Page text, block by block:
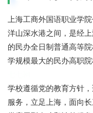
上海工商外国语职业学
洋山深水港之间，是经
的民办全日制普通高等
学规模最大的民办高职院
学校遵循党的教育方针
服务，立足上海，面向